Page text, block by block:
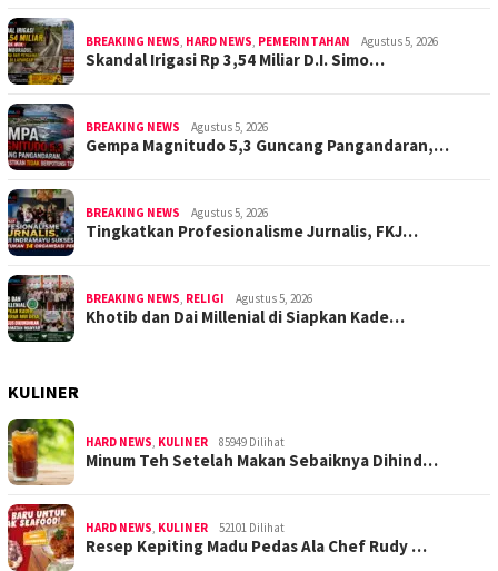
BREAKING NEWS, HARD NEWS, PEMERINTAHAN Agustus 5, 2026
Skandal Irigasi Rp 3,54 Miliar D.I. Simo…
BREAKING NEWS Agustus 5, 2026
Gempa Magnitudo 5,3 Guncang Pangandaran,…
BREAKING NEWS Agustus 5, 2026
Tingkatkan Profesionalisme Jurnalis, FKJ…
BREAKING NEWS, RELIGI Agustus 5, 2026
Khotib dan Dai Millenial di Siapkan Kade…
KULINER
HARD NEWS, KULINER 85949 Dilihat
Minum Teh Setelah Makan Sebaiknya Dihind…
HARD NEWS, KULINER 52101 Dilihat
Resep Kepiting Madu Pedas Ala Chef Rudy …